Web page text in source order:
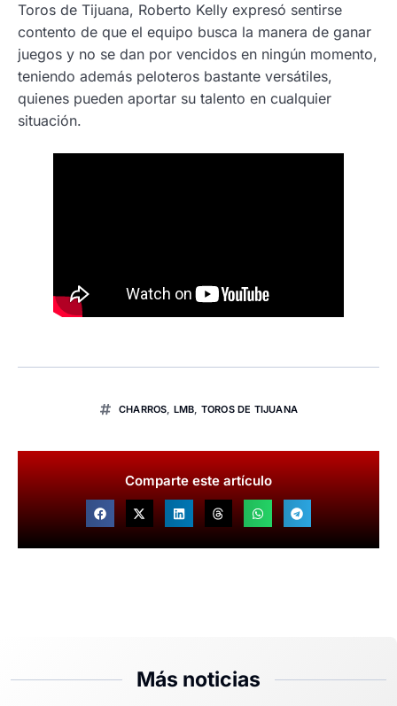
Toros de Tijuana, Roberto Kelly expresó sentirse
contento de que el equipo busca la manera de ganar
juegos y no se dan por vencidos en ningún momento,
teniendo además peloteros bastante versátiles,
quienes pueden aportar su talento en cualquier
situación.
CHARROS LMB TOROS DE TIJUANA
Comparte este artículo
Más noticias